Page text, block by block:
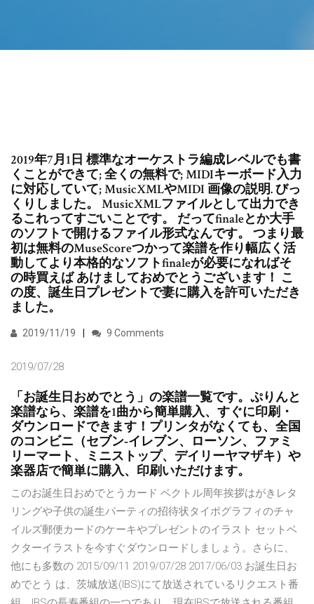
2019年7月1日 標準なオーケストラ編成レベルでも書
くことができて; 全くの無料で; MIDIキーボード入力
に対応していて; MusicXMLやMIDI 画像の説明. びっ
くりしました。 MusicXMLファイルとして出力でき
るこれってすごいことです。 だってfinaleとか大手
のソフトで開けるファイル形式なんです。 つまり最
初は無料のMuseScoreつかって楽譜を作り幅広く活
動してより本格的なソフトfinaleが必要になればそ
の時買えば あけましておめでとうございます！ こ
の度、誕生日プレゼントで妻に購入を許可いただき
ました。
2019/11/19 9 Comments
2019/07/28
「お誕生日おめでとう」の楽譜一覧です。ぷりんと
楽譜なら、楽譜を1曲から簡単購入、すぐに印刷・
ダウンロードできます！プリンタがなくても、全国
のコンビニ（セブン‐イレブン、ローソン、ファミ
リーマート、ミニストップ、デイリーヤマザキ）や
楽器店で簡単に購入、印刷いただけます。
このお誕生日おめでとうカード ベクトル周年挨拶はがきレタ
リングや子供の誕生パーティの招待状タイポグラフィのチャ
イルズ郵便カードのケーキやプレゼントのイラスト セットベ
クターイラストを今すぐダウンロードしましょう。さらに、
他にも多数の 2015/09/11 2019/07/28 2017/06/03 お誕生日お
めでとう は、茨城放送(IBS)にて放送されているリクエスト番